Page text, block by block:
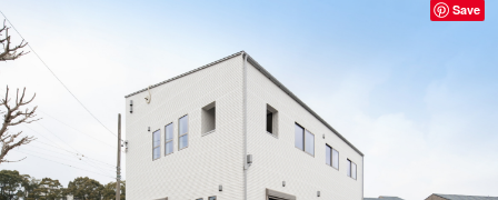
Save